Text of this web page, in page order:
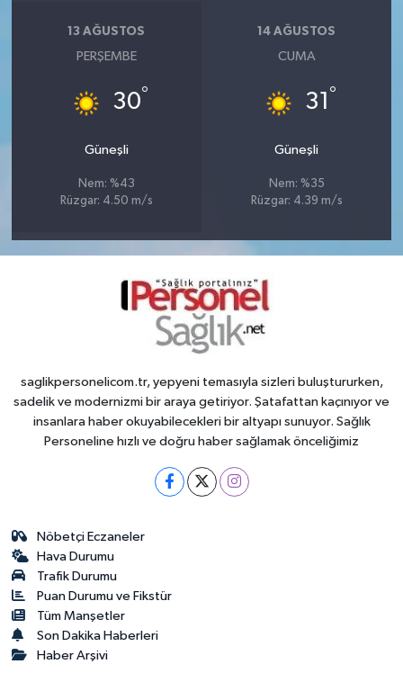
13 AĞUSTOS
PERŞEMBE
30°
Güneşli
Nem: %43
Rüzgar: 4.50 m/s
14 AĞUSTOS
CUMA
31 °
Güneşli
Nem: %35
Rüzgar: 4.39 m/s
saglikpersonelicom.tr, yepyeni temasıyla sizleri buluştururken,
sadelik ve modernizmi bir araya getiriyor. Şatafattan kaçınıyor ve
insanlara haber okuyabilecekleri bir altyapı sunuyor. Sağlık
Personeline hızlı ve doğru haber sağlamak önceliğimiz
Nöbetçi Eczaneler
Hava Durumu
Trafik Durumu
Puan Durumu ve Fikstür
Tüm Manşetler
Son Dakika Haberleri
Haber Arşivi